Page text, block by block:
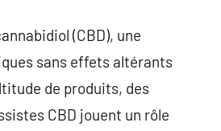
(CBD), une
sans effets altérants
de produits, des
CBD jouent un rôle